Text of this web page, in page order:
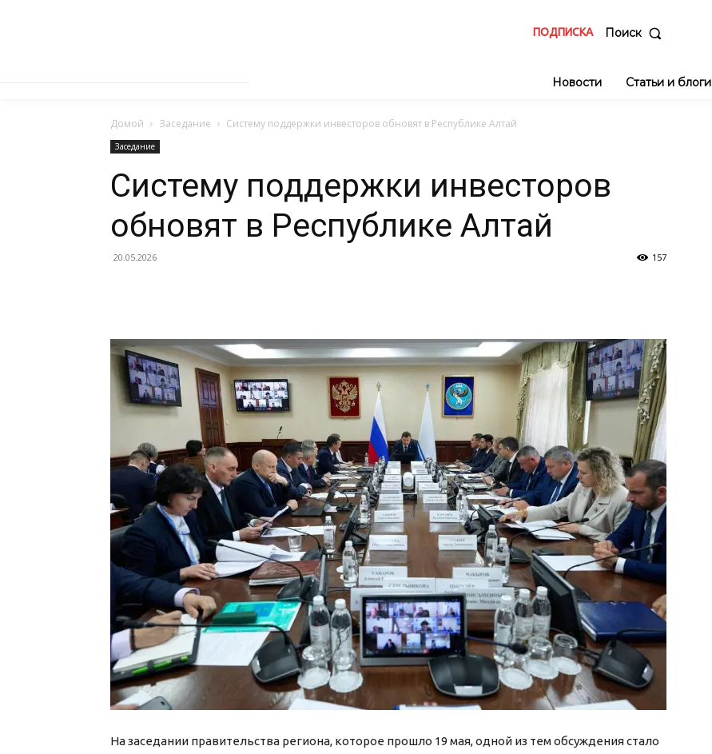
ПОДПИСКА Поиск
Новости Статьи и блоги
Домой Заседание Систему поддержки инвесторов обновят в Республике Алтай
Заседание
Систему поддержки инвесторов
обновят в Республике Алтай
20.05.2026 157
На заседании правительства региона, которое прошло 19 мая, одной из тем обсуждения стало